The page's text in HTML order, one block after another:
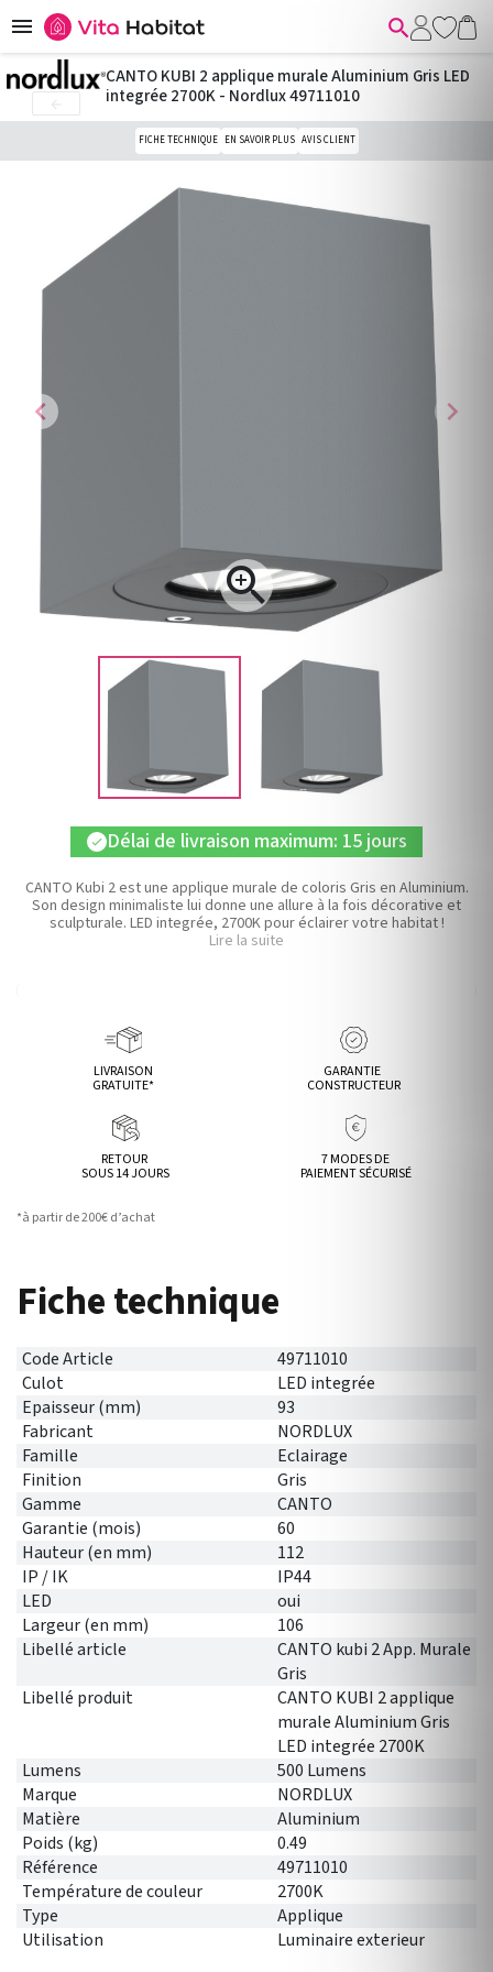
 
chevron_left

chevron_right
CANTO KUBI 2 applique murale Aluminium Gris LED
integrée 2700K - Nordlux 49711010
FICHE TECHNIQUE EN SAVOIR PLUS AVIS CLIENT
check Délai de livraison maximum: 15 jours
CANTO Kubi 2 est une applique murale de coloris Gris en Aluminium.
Son design minimaliste lui donne une allure à la fois décorative et
sculpturale. LED integrée, 2700K pour éclairer votre habitat !
Lire la suite
LIVRAISON
GRATUITE*
GARANTIE
CONSTRUCTEUR
RETOUR
SOUS 14 JOURS
7 MODES DE
PAIEMENT SÉCURISÉ
*à partir de 200€ d’achat
Fiche technique
Code Article
49711010
Culot
LED integrée
Epaisseur (mm)
93
Fabricant
NORDLUX
Famille
Eclairage
Finition
Gris
Gamme
CANTO
Garantie (mois)
60
Hauteur (en mm)
112
IP / IK
IP44
LED
oui
Largeur (en mm)
106
Libellé article
CANTO kubi 2 App. Murale
Gris
Libellé produit
CANTO KUBI 2 applique
murale Aluminium Gris
LED integrée 2700K
Lumens
500 Lumens
Marque
NORDLUX
Matière
Aluminium
Poids (kg)
0.49
Référence
49711010
Température de couleur
2700K
Type
Applique
Utilisation
Luminaire exterieur